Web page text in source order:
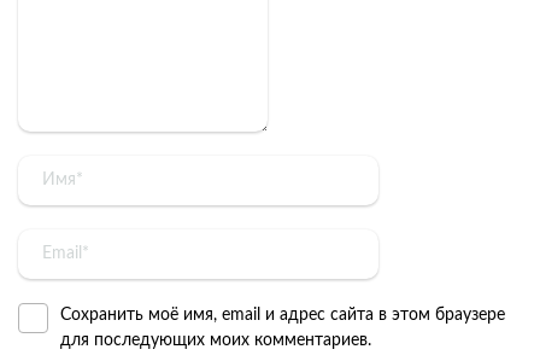
Сохранить моё имя, email и адрес сайта в этом браузере
для последующих моих комментариев.